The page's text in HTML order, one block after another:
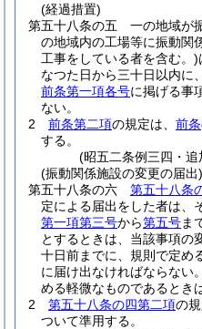
(経過措置)
第五十八条の五
一の地域が
の地域内の工場等に振動関
工事をしている者を含む。)
なつた日から三十日以内に
前条第一項各号に掲げる事
ない。
2
前条第二項の規定は、 前条
する。
(昭五二条例三四・追
(振動関係施設の変更の届出)
第五十八条の六
第五十八条
定による届出をした者は、
第一項第三号から第五号ま
とするときは、当該事項の
十日前までに、規則で定め
に届け出なければならない。
める軽微なものであるとき
2
第五十八条の四第二項の規
ついて準用する。